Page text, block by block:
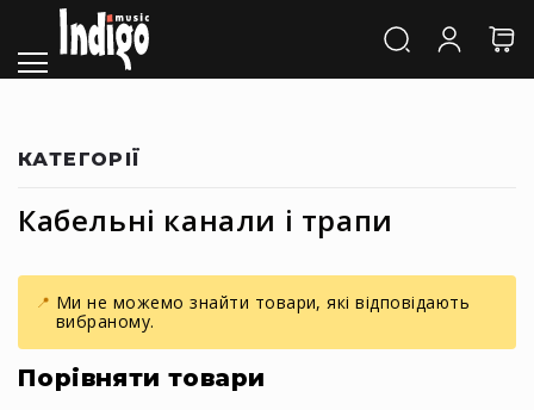
Каталог
Звук
АС
АС
Сабвуфери
Саундбари
Сценічні
Кабельні канали і трапи
Ми не можемо знайти товари, які відповідають
вибраному.
КАТЕГОРІЇ
Порівняти товари